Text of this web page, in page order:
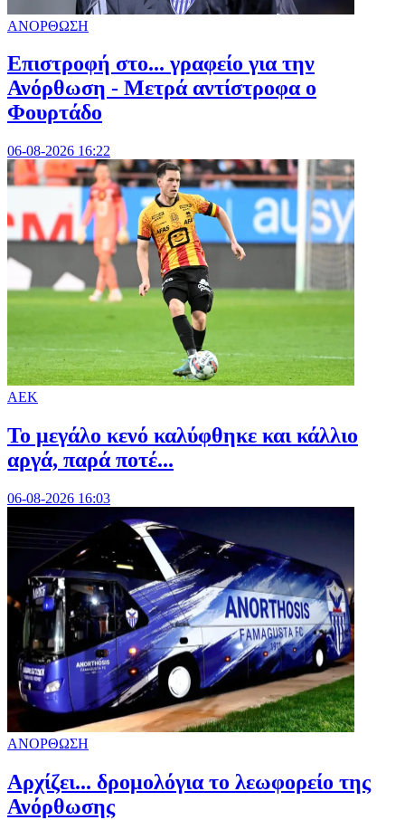
ΑΝΟΡΘΩΣΗ
Επιστροφή στο... γραφείο για την
Ανόρθωση - Μετρά αντίστροφα ο
Φουρτάδο
06-08-2026 16:22
ΑΕΚ
Το μεγάλο κενό καλύφθηκε και κάλλιο
αργά, παρά ποτέ...
06-08-2026 16:03
ΑΝΟΡΘΩΣΗ
Αρχίζει... δρομολόγια το λεωφορείο της
Ανόρθωσης